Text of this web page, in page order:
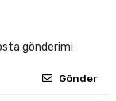
gönderimi
Gönder